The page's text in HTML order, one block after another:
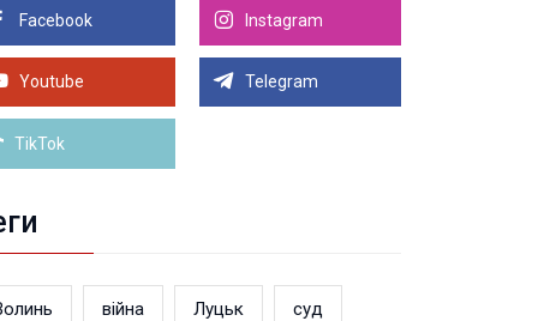
21:00
на 99,9% готовий новий Державний
простір. ВІДЕО
Більше новин
Facebook Instagram
Youtube Telegram
TikTok
війна Луцьк суд